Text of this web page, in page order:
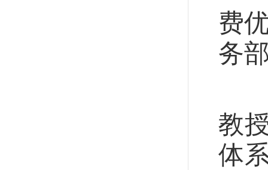
费
务
教
体